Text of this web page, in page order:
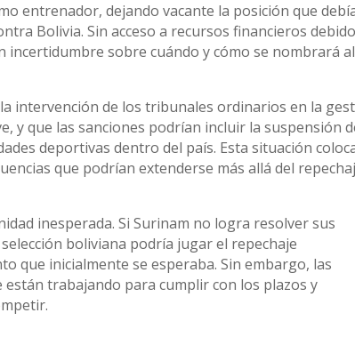
entrenador, dejando vacante la posición que
Bolivia. Sin acceso a recursos financieros
incertidumbre sobre cuándo y cómo se nombrará al
intervención de los tribunales ordinarios en la
y que las sanciones podrían incluir la suspensión
deportivas dentro del país. Esta situación
que podrían extenderse más allá del
inesperada. Si Surinam no logra resolver sus
boliviana podría jugar el repechaje
que inicialmente se esperaba. Sin embargo, las
trabajando para cumplir con los plazos y